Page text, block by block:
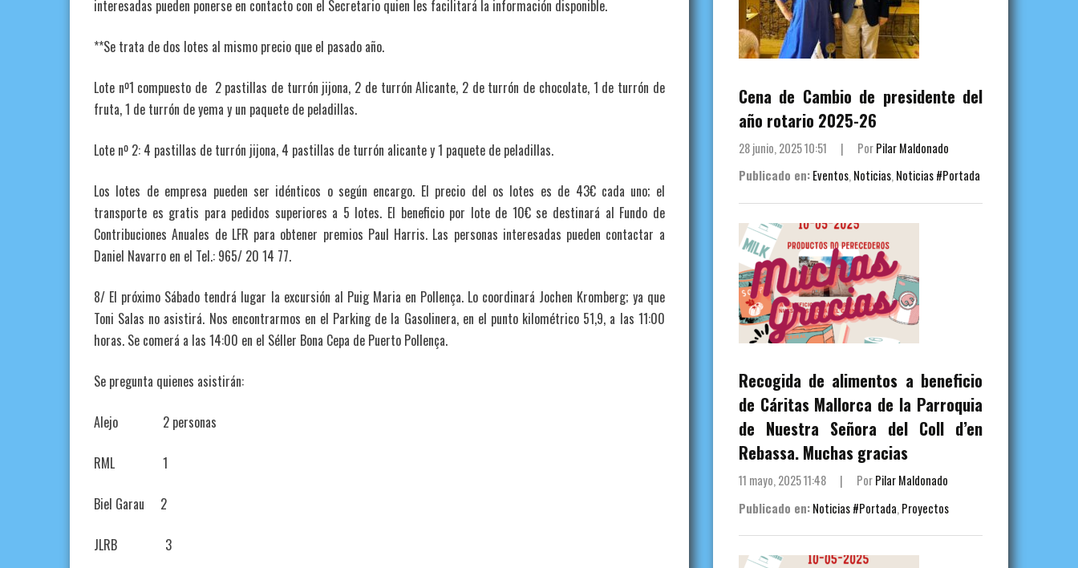
interesadas pueden ponerse en contacto con el Secretario quien les facilitará la información disponible.
**Se trata de dos lotes al mismo precio que el pasado año.
Lote nº1 compuesto de 2 pastillas de turrón jijona, 2 de turrón Alicante, 2 de turrón de chocolate, 1 de turrón de
fruta, 1 de turrón de yema y un paquete de peladillas.
Lote nº 2: 4 pastillas de turrón jijona, 4 pastillas de turrón alicante y 1 paquete de peladillas.
Los lotes de empresa pueden ser idénticos o según encargo. El precio del os lotes es de 43€ cada uno; el
transporte es gratis para pedidos superiores a 5 lotes. El beneficio por lote de 10€ se destinará al Fundo de
Contribuciones Anuales de LFR para obtener premios Paul Harris. Las personas interesadas pueden contactar a
Daniel Navarro en el Tel.: 965/ 20 14 77.
8/ El próximo Sábado tendrá lugar la excursión al Puig Maria en Pollença. Lo coordinará Jochen Kromberg; ya que
Toni Salas no asistirá. Nos encontrarmos en el Parking de la Gasolinera, en el punto kilométrico 51,9, a las 11:00
horas. Se comerá a las 14:00 en el Séller Bona Cepa de Puerto Pollença.
Se pregunta quienes asistirán:
Alejo 2 personas
RML 1
Biel Garau 2
JLRB 3
Cena de Cambio de presidente del
año rotario 2025-26
28 junio, 2025 10:51 | PorPilar Maldonado
Publicado en: Eventos,Noticias,Noticias #Portada
Recogida de alimentos a beneficio
de Cáritas Mallorca de la Parroquia
de Nuestra Señora del Coll d’en
Rebassa. Muchas gracias
11 mayo, 2025 11:48 | PorPilar Maldonado
Publicado en: Noticias #Portada, Proyectos